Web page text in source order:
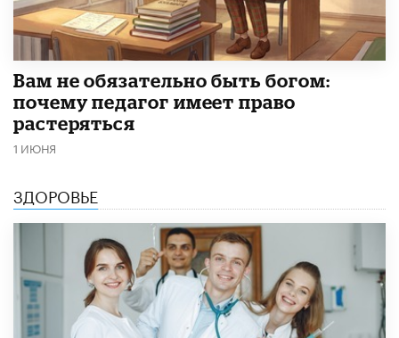
​Вам не обязательно быть богом:
почему педагог имеет право
растеряться
1 ИЮНЯ
ЗДОРОВЬЕ